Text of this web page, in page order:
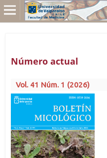
Número actual
Vol. 41 Núm. 1 (2026)